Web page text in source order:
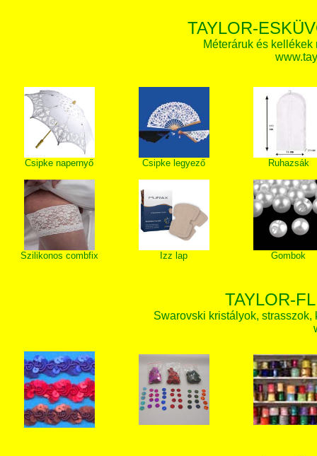
TAYLOR-
Méteráruk és
Csipke napernyő Csipke legyező Ruhazsák
Szilikonos combfix Izz lap Gombok
TAYLOR-
Swarovski kristályok,